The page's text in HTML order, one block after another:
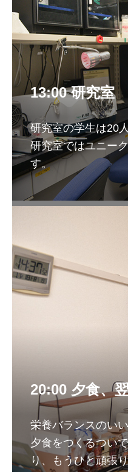
13:00 研究室
研究室の学生は20
研究室ではユニー
す。
20:00 夕食、
栄養バランスのい
夕食をつくるつい
り、もうひと頑張